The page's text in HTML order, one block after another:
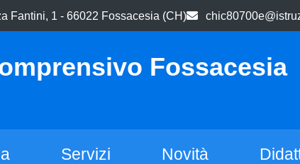
Fantini, 1 - 66022 Fossacesia (CH)
Fossacesia
Servizi Novità